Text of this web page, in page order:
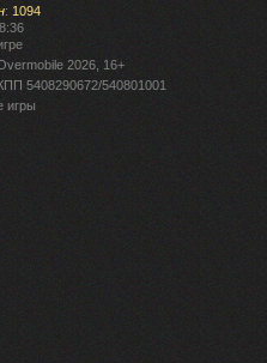
: 1094
2026, 16+
5408290672/540801001
игры